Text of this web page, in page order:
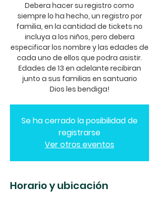
Debera hacer su registro como
siempre lo ha hecho, un registro por
familia, en la cantidad de tickets no
incluya a los niños, pero debera
especificar los nombre y las edades de
cada uno de ellos que podra asistir.
Edades de 13 en adelante recibiran
junto a sus familias en santuario
Dios les bendiga!
Se ha cerrado la posibilidad de
registrarse
Ver otros eventos
Horario y ubicación